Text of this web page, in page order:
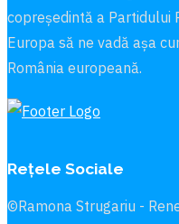
copreședintă a Partidului
Europa să ne vadă aşa
România europeană.
Rețele Sociale
©Ramona Strugariu -